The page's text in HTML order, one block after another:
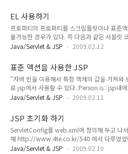
릴 수 있다. 2. 태그 라이브러리 서술자 파일을
TLD(Tag Library Descriptor)란 파일로 자바
드 명을 맵핑해야 한다. 3. JSP에 taglib 지시
을 작성한다. 위 형식대로 EL을 작성해 보면
EL 사용하기
프로퍼티의 프로퍼티를 스크립틀릿이나 표준
불가능한 경우가 있다. 즉 다음과 같은 서블릿
표현하려고 하면 다음과 같이 표현할 수 밖에
IOException, ServletException {
p.setName("Evan"); foo.Dog dog = new
p.setDog(dog);
Java/Servlet & JSP 2009.02.12
표준 액션을 사용한 JSP
"자바 빈을 이용해서 특정 객체의 값을 가져와
로 jsp에서 사용할 수 있다. Person is : jsp내
것이 표준 액션이므로 스크립틀릿을 없애는 방
name으로 가져다 쓸 수 있다. property의
용하는 값이다. 즉 name은 getName()과 같은
키지 명까지 다 써야한다. getProperty가 있
setProperty는 다음과 같이 사용할 수..
Java/Servlet & JSP 2009.02.11
JSP 초기화 하기
ServletConfig를 web.xml에 정의해 두고 나
해 http://www.4te.co.kr/540 에서 다루었었
통해서 web.xml에 있는 ServletConfig를 변수
Java/Servlet & JSP 2009.02.10